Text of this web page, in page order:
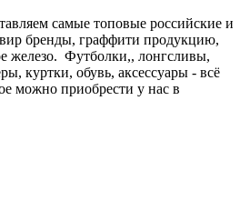
самые топовые российские и
бренды, граффити продукцию,
железо. Футболки,, лонгсливы,
куртки, обувь, аксессуары - всё
можно приобрести у нас в